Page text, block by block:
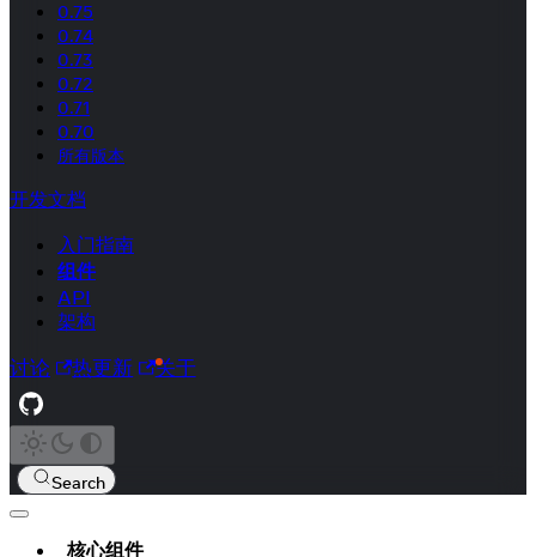
0.75
0.74
0.73
0.72
0.71
0.70
所有版本
开发文档
入门指南
组件
API
架构
讨论 热更新 关于
Search
核心组件